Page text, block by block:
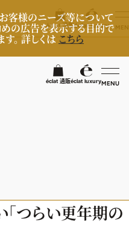
客様のニーズ等について
めの広告を表示する目的で
。 詳しくはこちら
éclat 通販éclat luxuryMENU検
éclat 通販éclat luxury
つらい更年期の